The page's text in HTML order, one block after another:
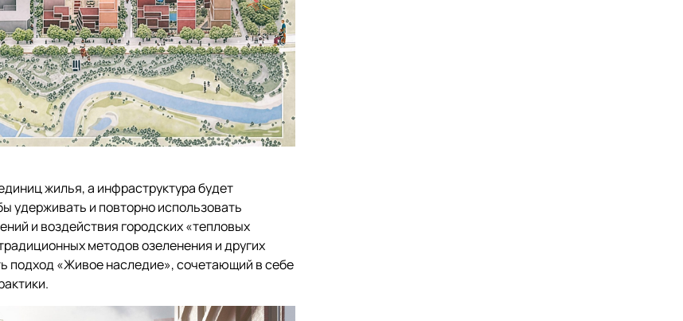
жилья, а инфраструктура будет
удерживать и повторно использовать
и воздействия городских «тепловых
методов озеленения и других
подход «Живое наследие», сочетающий в себе